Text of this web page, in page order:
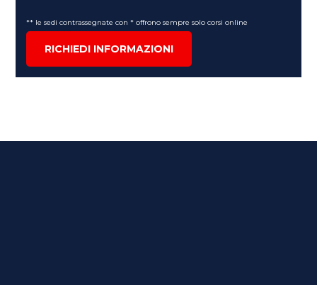
** le sedi contrassegnate con * offrono sempre solo corsi online
RICHIEDI INFORMAZIONI